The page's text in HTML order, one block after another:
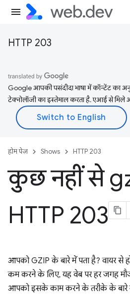
HTTP 203
Google आपकी पसंदीदा भाषा में कॉन्टेंट का
टेक्नोलॉजी का इस्तेमाल करता है. एआई से मिले
होम पेज Shows HTTP 203
कुछ नहीं से
HTTP 203
आपको GZIP के बारे में पता है? वायर से
कम करने के लिए, यह वेब पर हर जगह
आपको इसके काम करने के तरीके के बारे